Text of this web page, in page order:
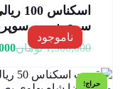
ناموجود
سری نهم –
1,900,000 تومان
حراج!